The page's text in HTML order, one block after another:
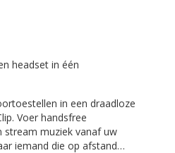
headset in één
in een draadloze
Voer handsfree
stream muziek vanaf uw
iemand die op afstand